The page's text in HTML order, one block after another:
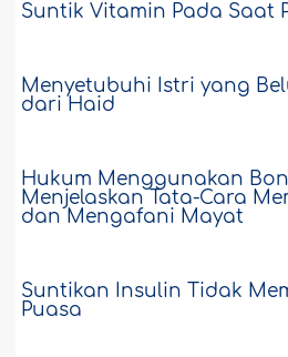
Suntik Vitamin Pada Saat
Menyetubuhi Istri yang
dari Haid
Hukum Menggunakan
Menjelaskan Tata-Cara
dan Mengafani Mayat
Suntikan Insulin Tidak
Puasa